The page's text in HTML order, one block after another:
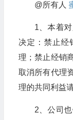
@所有人
1、本着
决定：禁止经
理；禁止经销
取消所有代理
理的共同利益
2、公司